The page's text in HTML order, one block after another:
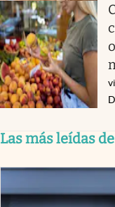
Las más leídas